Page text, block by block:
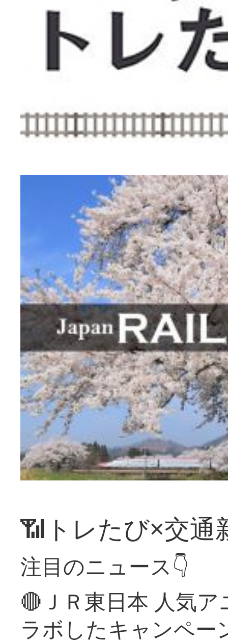
📶トレたび×交通
注目のニュース👇
🔴ＪＲ東日本 人気
ラボしたキャンペー